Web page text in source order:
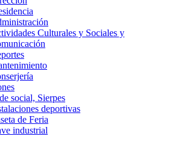
Culturales y Sociales y
social, Sierpes
deportivas
de Feria
industrial